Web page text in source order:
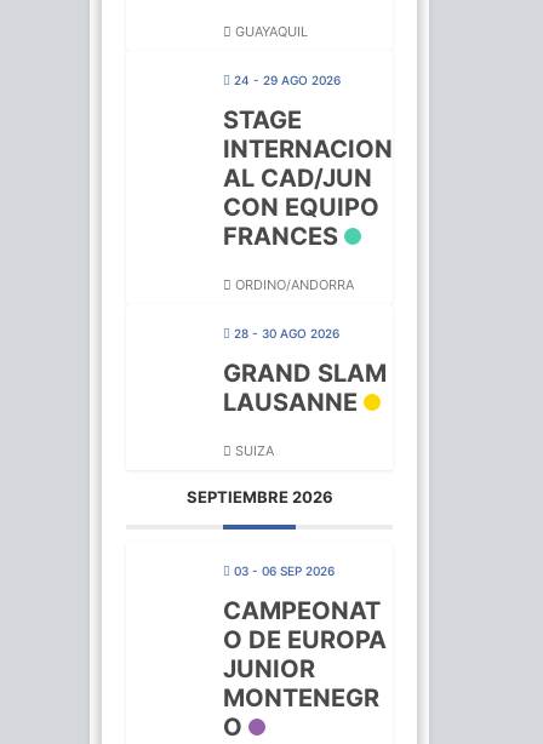
GUAYAQUIL
24 - 29 AGO 2026
STAGE
INTERNACION
AL CAD/JUN
CON EQUIPO
FRANCES
ORDINO/ANDORRA
28 - 30 AGO 2026
GRAND SLAM
LAUSANNE
SUIZA
SEPTIEMBRE 2026
03 - 06 SEP 2026
CAMPEONAT
O DE EUROPA
JUNIOR
MONTENEGR
O